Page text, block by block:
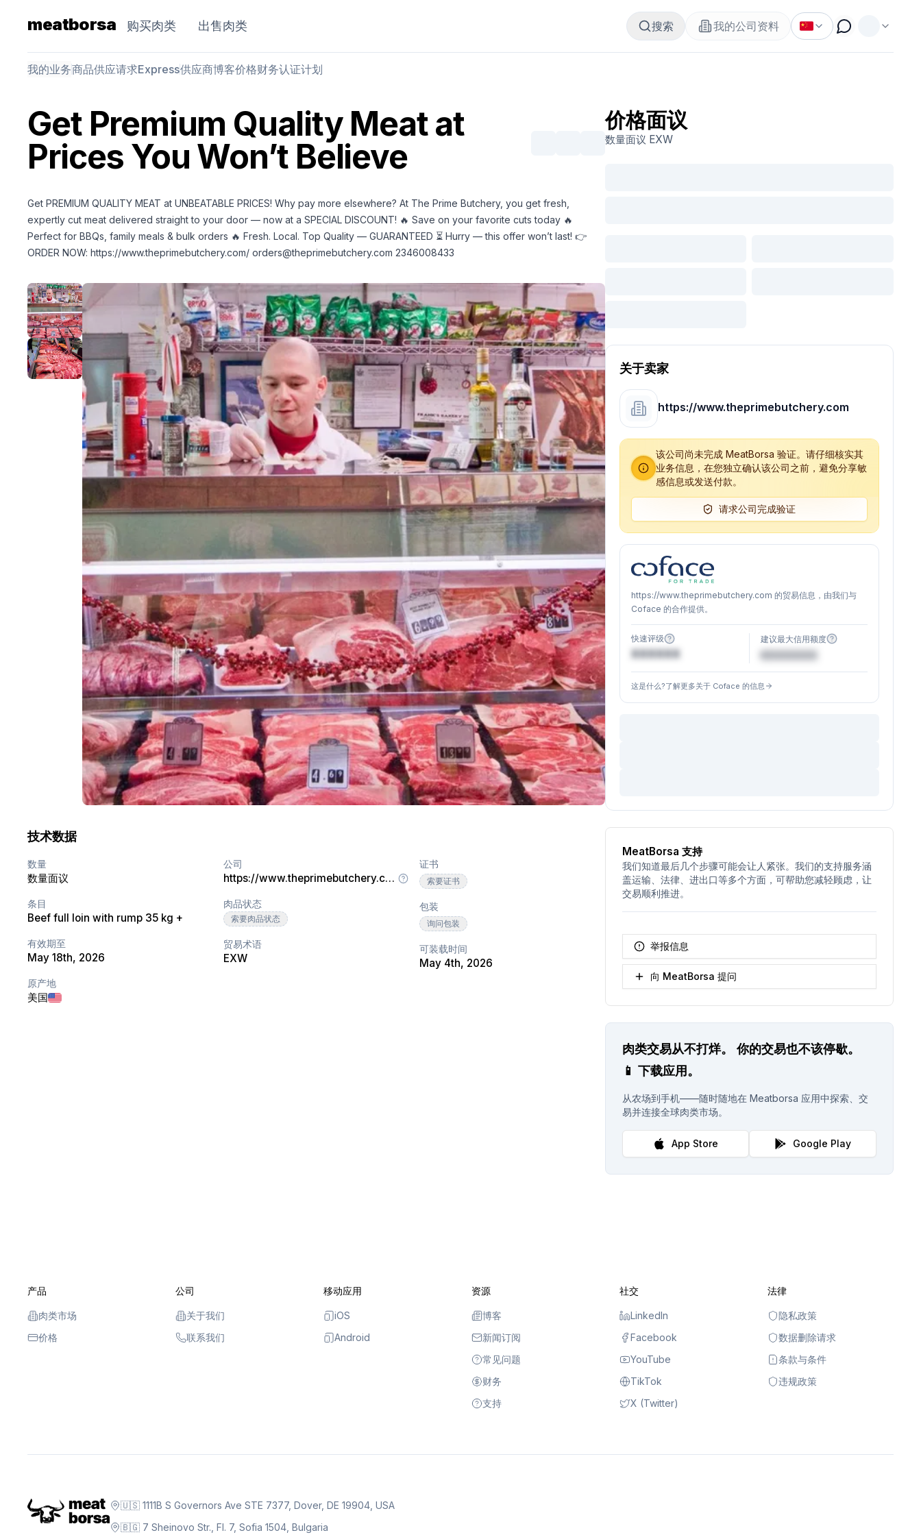
meatborsa 购买肉类 出售肉类 搜索 我的公司资料
我的业务商品供应请求Express供应商博客价格财务认证计划
Get Premium Quality Meat at
Prices You Won’t Believe
Get PREMIUM QUALITY MEAT at UNBEATABLE PRICES! Why pay more elsewhere? At The Prime Butchery, you get fresh,
expertly cut meat delivered straight to your door — now at a SPECIAL DISCOUNT! 🔥 Save on your favorite cuts today 🔥
Perfect for BBQs, family meals & bulk orders 🔥 Fresh. Local. Top Quality — GUARANTEED ⏳ Hurry — this offer won’t last! 👉
ORDER NOW:https://www.theprimebutchery.com/ orders@theprimebutchery.com 2346008433
技术数据
数量
数量面议
条目
Beef full loin with rump 35 kg +
有效期至
May 18th, 2026
原产地
美国
公司
https://www.theprimebutchery.com
肉品状态
索要肉品状态
贸易术语
EXW
证书
索要证书
包装
询问包装
可装载时间
May 4th, 2026
价格面议
数量面议 EXW
关于卖家
https://www.theprimebutchery.com
该公司尚未完成 MeatBorsa 验证。请仔细核实其
业务信息，在您独立确认该公司之前，避免分享敏
感信息或发送付款。
请求公司完成验证
https://www.theprimebutchery.com 的贸易信息，由我们与
Coface 的合作提供。
快速评级
XXXXXX
建议最大信用额度
这是什么?了解更多关于 Coface 的信息
MeatBorsa 支持
我们知道最后几个步骤可能会让人紧张。我们的支持服务涵
盖运输、法律、进出口等多个方面，可帮助您减轻顾虑，让
交易顺利推进。
举报信息
向 MeatBorsa 提问
肉类交易从不打烊。
你的交易也不该停歇。
📱 下载应用。
从农场到手机——随时随地在 Meatborsa 应用中探索、交
易并连接全球肉类市场。
App Store Google Play
产品
肉类市场
价格
公司
关于我们
联系我们
移动应用
iOS
Android
资源
博客
新闻订阅
常见问题
财务
支持
社交
LinkedIn
Facebook
YouTube
TikTok
X (Twitter)
法律
隐私政策
数据删除请求
条款与条件
违规政策
🇺🇸 1111B S Governors Ave STE 7377, Dover, DE 19904, USA
🇧🇬 7 Sheinovo Str., Fl. 7, Sofia 1504, Bulgaria